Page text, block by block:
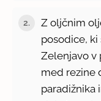
2.
Z oljčnim
posodice, ki
Zelenjavo v
med rezine
paradižnika